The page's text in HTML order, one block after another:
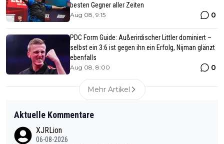
besten Gegner aller Zeiten
Aug 08, 9:15 0
PDC Form Guide: Außerirdischer Littler dominiert –
selbst ein 3:6 ist gegen ihn ein Erfolg, Nijman glänzt
ebenfalls
Aug 08, 8:00 0
Mehr Artikel
Aktuelle Kommentare
XJRLion
06-08-2026